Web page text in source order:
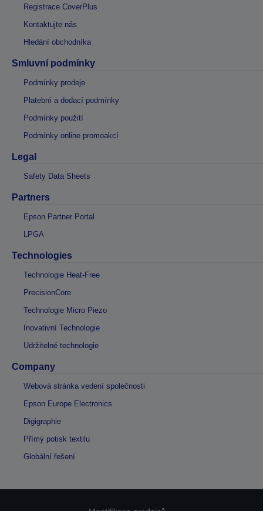
Registrace CoverPlus
Kontaktujte nás
Hledání obchodníka
Smluvní podmínky
Podmínky prodeje
Platební a dodací podmínky
Podmínky použití
Podmínky online promoakcí
Legal
Safety Data Sheets
Partners
Epson Partner Portal
LPGA
Technologies
Technologie Heat-Free
PrecisionCore
Technologie Micro Piezo
Inovativní Technologie
Udržitelné technologie
Company
Webová stránka vedení společnosti
Epson Europe Electronics
Digigraphie
Přímý potisk textilu
Globální řešení